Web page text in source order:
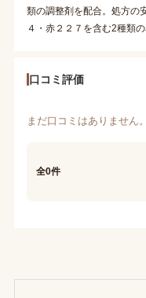
類の調整剤を配合。処方の
４・赤２２７を含む2種類
口コミ評価
まだ口コミはありません
全0件